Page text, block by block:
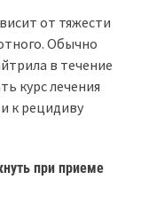
от тяжести
Обычно
в течение
курс лечения
к рецидиву
при приеме